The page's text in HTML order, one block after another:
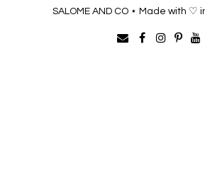
SALOME AND CO ⋆ Made with ♡